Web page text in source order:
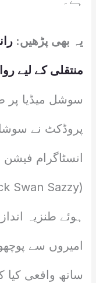
یہ بھی پڑھیں:
منتقلی کے لیے
سوشل میڈیا پر
پروڈکٹ نے
انسٹاگرام
ہوئے طنزیہ
امیروں سے
ساتھ واقعی